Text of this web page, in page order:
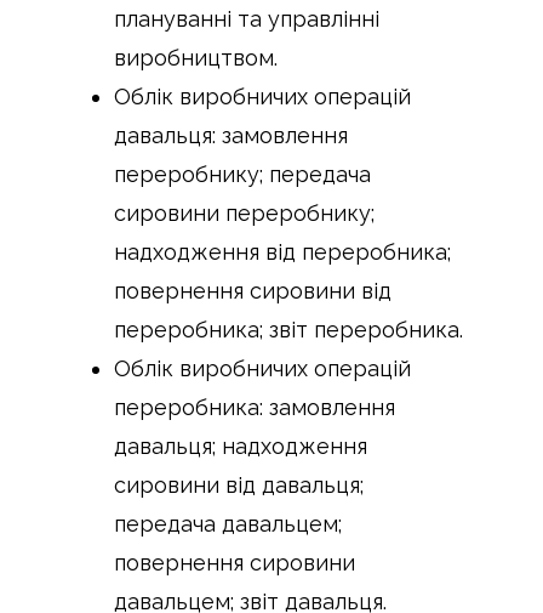
плануванні та управлінні
виробництвом.
Облік виробничих операцій
давальця: замовлення
переробнику; передача
сировини переробнику;
надходження від переробника;
повернення сировини від
переробника; звіт переробника.
Облік виробничих операцій
переробника: замовлення
давальця; надходження
сировини від давальця;
передача давальцем;
повернення сировини
давальцем; звіт давальця.